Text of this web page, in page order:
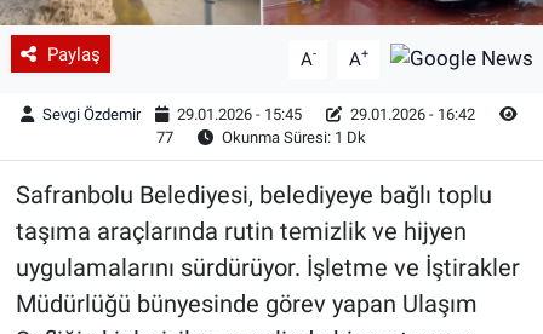
Paylaş A- A+
Sevgi Özdemir 29.01.2026 - 15:45
29.01.2026 - 16:42
77
Okunma Süresi: 1 Dk
Safranbolu Belediyesi, belediyeye bağlı toplu
taşıma araçlarında rutin temizlik ve hijyen
uygulamalarını sürdürüyor. İşletme ve İştirakler
Müdürlüğü bünyesinde görev yapan Ulaşım